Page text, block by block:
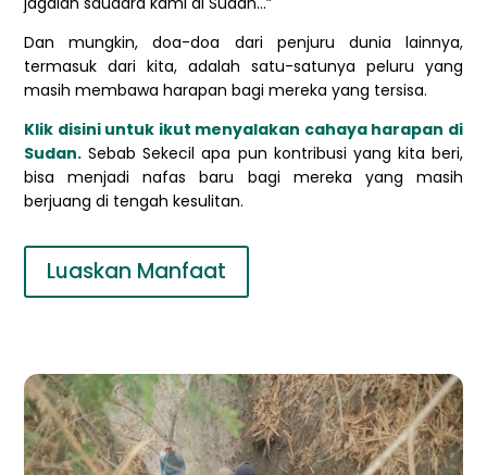
Dan mungkin, doa-doa dari penjuru dunia lainnya,
termasuk dari kita, adalah satu-satunya peluru yang
masih membawa harapan bagi mereka yang tersisa.
Klik disini untuk ikut menyalakan cahaya harapan di
Sudan. Sebab Sekecil apa pun kontribusi yang kita beri,
bisa menjadi nafas baru bagi mereka yang masih
berjuang di tengah kesulitan.
Luaskan Manfaat